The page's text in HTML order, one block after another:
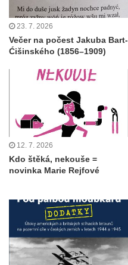
23. 7. 2026
Večer na počest Jakuba Bart-
Ćišinského (1856–1909)
12. 7. 2026
Kdo štěká, nekouše =
novinka Marie Rejfové